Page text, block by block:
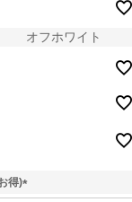
オフホワイト
得)